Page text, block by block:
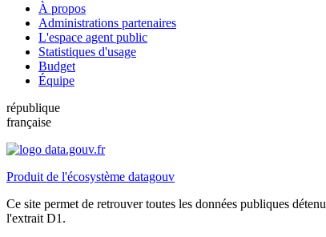
À propos
Administrations partenaires
L'espace agent public
Statistiques d'usage
Budget
Équipe
république
française
Produit de l'écosystème datagouv
Ce site permet de retrouver toutes les données publiques
l'extrait D1.